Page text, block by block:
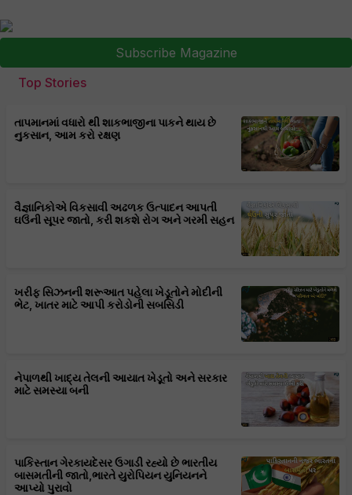
Subscribe Magazine
Top Stories
તાપમાનમાં વધારો થી શાકભાજીના પાકને થાય છે
નુકસાન, આમ કરો રક્ષણ
વૈજ્ઞાનિકોએ વિકસાવી અઢળક ઉત્પાદન આપતી
ઘઉંની સૂપર જાતો, કરી શકશે રોગ અને ગરમી સહન
ખરીફ સિઝનની શરૂઆત પહેલા ખેડૂતોને મોદીની
ભેટ, ખાતર માટે આપી કરોડોની સબસિડી
નેપાળથી ખાદ્ય તેલની આયાત ખેડૂતો અને સરકાર
માટે સમસ્યા બની
પાકિસ્તાન ગેરકાયદેસર ઉગાડી રહ્યો છે ભારતીય
બાસમતીની જાતો,ભારતે યુરોપિયન યુનિયનને
આપ્યો પુરાવો